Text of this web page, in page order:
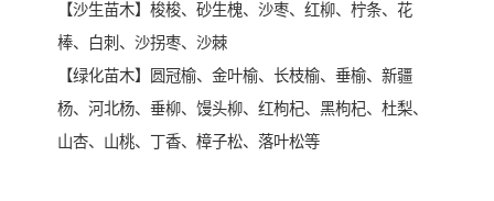
【沙生苗木】梭梭、砂生槐、沙枣、红柳、柠条、花
棒、白刺、沙拐枣、沙棘
【绿化苗木】圆冠榆、金叶榆、长枝榆、垂榆、新疆
杨、河北杨、垂柳、馒头柳、红枸杞、黑枸杞、杜梨、
山杏、山桃、丁香、樟子松、落叶松等